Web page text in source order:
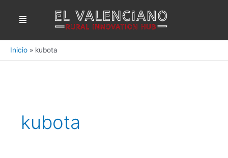
Menú
Inicio kubota
kubota